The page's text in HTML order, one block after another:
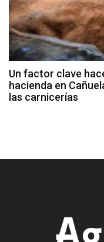
Un factor clave
hacienda en
las carnicerías